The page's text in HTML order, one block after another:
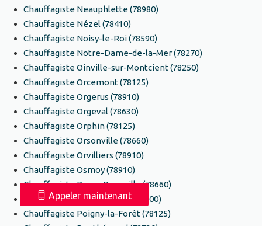
Chauffagiste Neauphlette (78980)
Chauffagiste Nézel (78410)
Chauffagiste Noisy-le-Roi (78590)
Chauffagiste Notre-Dame-de-la-Mer (78270)
Chauffagiste Oinville-sur-Montcient (78250)
Chauffagiste Orcemont (78125)
Chauffagiste Orgerus (78910)
Chauffagiste Orgeval (78630)
Chauffagiste Orphin (78125)
Chauffagiste Orsonville (78660)
Chauffagiste Orvilliers (78910)
Chauffagiste Osmoy (78910)
Chauffagiste Paray-Douaville (78660)
Chauffagiste Perdreauville (78200)
Chauffagiste Poigny-la-Forêt (78125)
Appeler maintenant